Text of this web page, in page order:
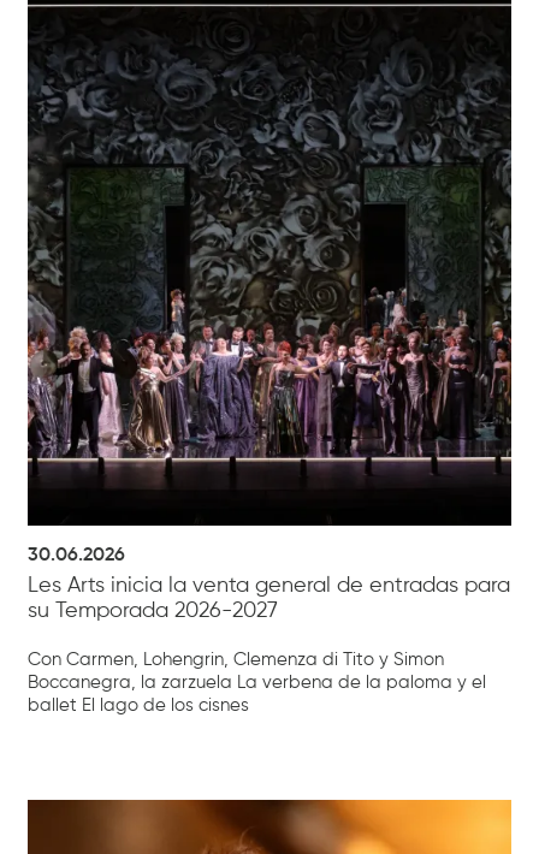
30.06.2026
Les Arts inicia la venta general de entradas para
su Temporada 2026-2027
Con Carmen, Lohengrin, Clemenza di Tito y Simon
Boccanegra, la zarzuela La verbena de la paloma y el
ballet El lago de los cisnes